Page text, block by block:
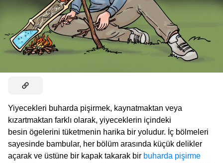
Yiyecekleri buharda pişirmek, kaynatmaktan veya
kızartmaktan farklı olarak, yiyeceklerin içindeki
besin ögelerini tüketmenin harika bir yoludur. İç bölmeleri
sayesinde bambular, her bölüm arasında küçük delikler
açarak ve üstüne bir kapak takarak bir buharda pişirme